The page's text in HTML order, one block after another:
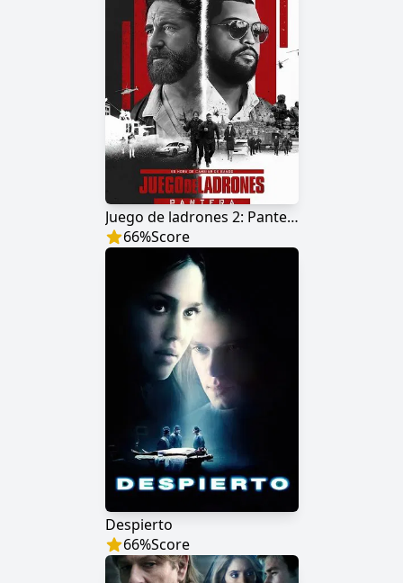
Juego de ladrones 2: Pantera
66%Score
Despierto
66%Score